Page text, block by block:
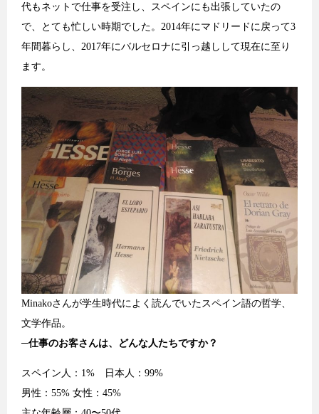
代もネットで仕事を受注し、スペインにも出張していたの
で、とても忙しい時期でした。2014年にマドリードに戻って3
年間暮らし、2017年にバルセロナに引っ越しして現在に至り
ます。
Minakoさんが学生時代によく読んでいたスペイン語の哲学、
文学作品。
─仕事のお客さんは、どんな人たちですか？
スペイン人：1% 日本人：99%
男性：55% 女性：45%